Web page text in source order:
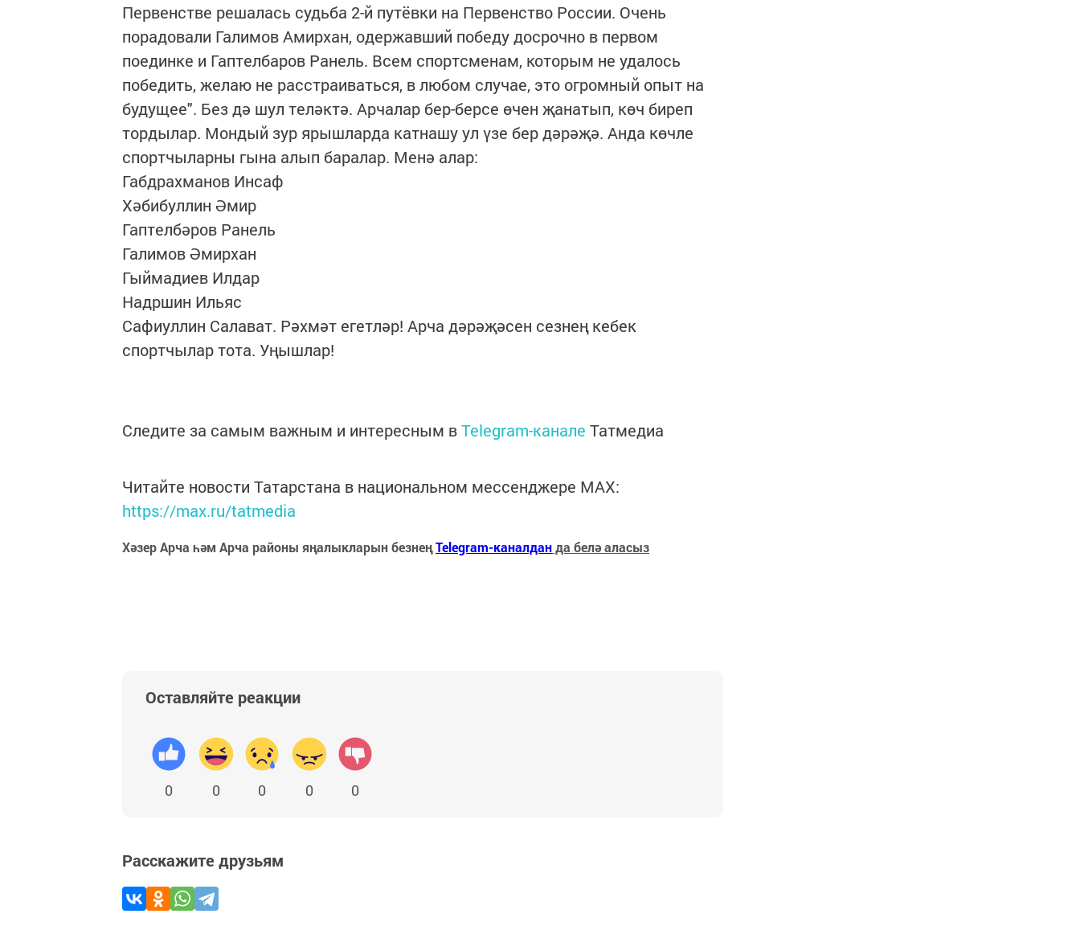
Первенстве решалась судьба 2-й путёвки на Первенство России. Очень
порадовали Галимов Амирхан, одержавший победу досрочно в первом
поединке и Гаптелбаров Ранель. Всем спортсменам, которым не удалось
победить, желаю не расстраиваться, в любом случае, это огромный опыт на
будущее". Без дә шул теләктә. Арчалар бер-берсе өчен җанатып, көч биреп
тордылар. Мондый зур ярышларда катнашу ул үзе бер дәрәҗә. Анда көчле
спортчыларны гына алып баралар. Менә алар:
Габдрахманов Инсаф
Хәбибуллин Әмир
Гаптелбәров Ранель
Галимов Әмирхан
Гыймадиев Илдар
Надршин Ильяс
Сафиуллин Салават. Рәхмәт егетләр! Арча дәрәҗәсен сезнең кебек
спортчылар тота. Уңышлар!
Следите за самым важным и интересным вTelegram-канале Татмедиа
Читайте новости Татарстана в национальном мессенджере MАХ:
https://max.ru/tatmedia
Хәзер Арча һәм Арча районы яңалыкларын безнеңTelegram-каналданда белә аласыз
Оставляйте реакции
0 0 0 0 0
Расскажите друзьям